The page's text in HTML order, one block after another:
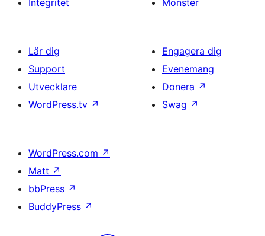
Lär dig
Support
Utvecklare
WordPress.tv ↗
Engagera dig
Evenemang
Donera ↗
Swag ↗
WordPress.com ↗
Matt ↗
bbPress ↗
BuddyPress ↗